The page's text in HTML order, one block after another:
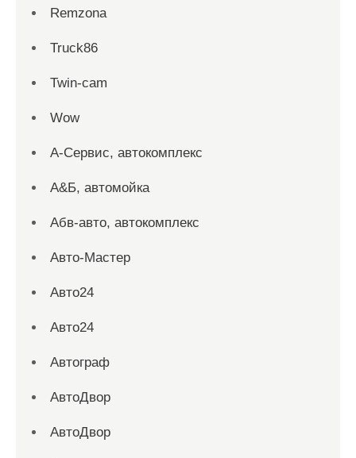
Remzona
Truck86
Twin-cam
Wow
А-Сервис, автокомплекс
А&Б, автомойка
Абв-авто, автокомплекс
Авто-Мастер
Авто24
Авто24
Автограф
АвтоДвор
АвтоДвор